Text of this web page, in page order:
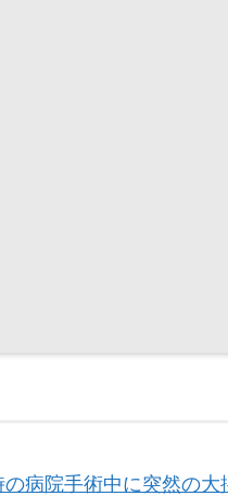
病院手術中に突然の大